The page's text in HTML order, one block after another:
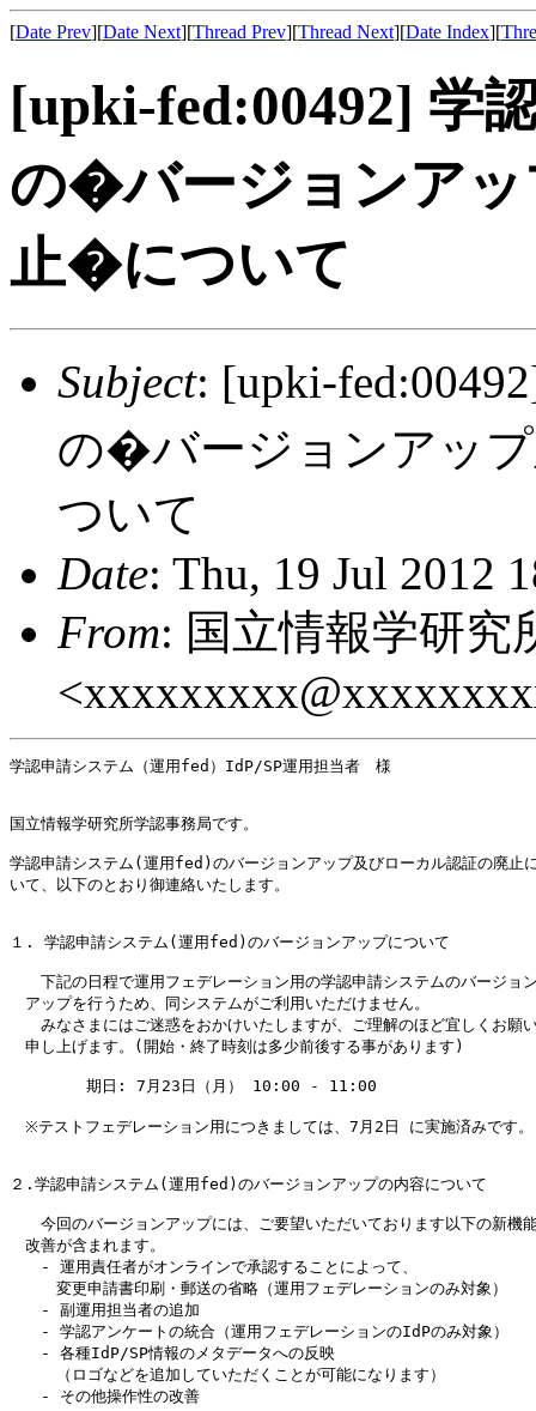
[Date Prev][Date Next][Thread Prev][Thread Next][Date Index][
[upki-fed:00492] 学
の�バージョンアッ
止�について
Subject: [upki-
の�バージョンアッ
ついて
Date: Thu, 19 Jul 2012
From: 国立情報学研究
学認申請システム（運用fed）IdP/SP運用担当者　様
国立情報学研究所学認事務局です。
学認申請システム(運用fed)のバージョンアップ及びローカル認証の廃止
いて、以下のとおり御連絡いたします。
１. 学認申請システム(運用fed)のバージョンアップについて
下記の日程で運用フェデレーション用の学認申請システムのバージョ
アップを行うため、同システムがご利用いただけません。
みなさまにはご迷惑をおかけいたしますが、ご理解のほど宜しくお願
申し上げます。(開始・終了時刻は多少前後する事があります)
※テストフェデレーション用につきましては、7月2日 に実施済みです。
２.学認申請システム(運用fed)のバージョンアップの内容について
今回のバージョンアップには、ご要望いただいております以下の新機
改善が含まれます。
- 運用責任者がオンラインで承認することによって、
変更申請書印刷・郵送の省略（運用フェデレーションのみ対象）
- 副運用担当者の追加
- 学認アンケートの統合（運用フェデレーションのIdPのみ対象）
- 各種IdP/SP情報のメタデータへの反映
（ロゴなどを追加していただくことが可能になります）
- その他操作性の改善